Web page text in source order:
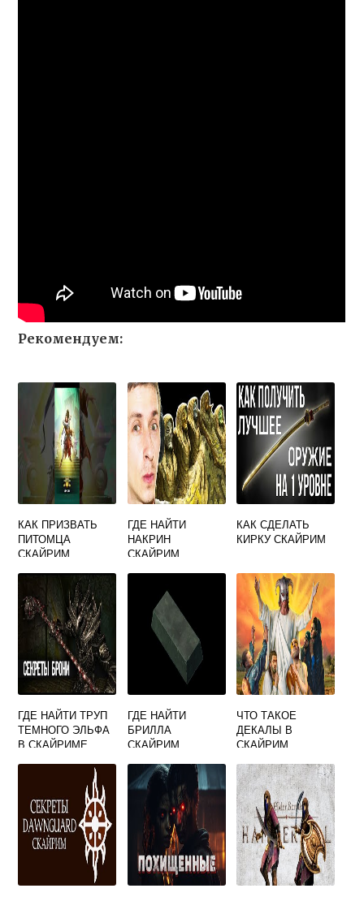
Рекомендуем:
КАК ПРИЗВАТЬ
ПИТОМЦА
СКАЙРИМ
ГДЕ НАЙТИ
НАКРИН
СКАЙРИМ
КАК СДЕЛАТЬ
КИРКУ СКАЙРИМ
ГДЕ НАЙТИ ТРУП
ТЕМНОГО ЭЛЬФА
В СКАЙРИМЕ
ГДЕ НАЙТИ
БРИЛЛА
СКАЙРИМ
ЧТО ТАКОЕ
ДЕКАЛЫ В
СКАЙРИМ